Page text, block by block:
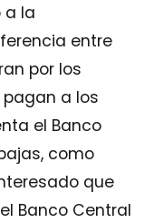
a la
entre
por los
a los
el Banco
como
que
Banco Central